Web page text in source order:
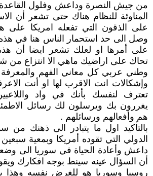
من جيش النصرة وداعش وفلول
المناوئة للنظام هناك حتى تشعر أن
على الذقون التي تفعله امريكا
وصل الى حد استحمار الناس هنا في
على أمرها او لعلك تشعر ايضا أن هذه
تحاك على اراضيك ماهي الا انتزاع
وطني عربي كل معاني الفهم والمعرفة
وإشكالات انت الاقرب لها او أنت
تعترف لنفسك بأنك في واد واللاعبين
يغررون بك ويرسلون لك رسائل
هم وأفعالهم ورسائلهم .
بالتأكيد اول ما يتبادر الى ذهنك من
الدولي التي تقوده أمريكا وبمعية
داعش وأعادة الحياة في سوريا الى
أن السؤال عينه سينط بوجه افكارك
روسيا وسوريا هو للغرض نفسه